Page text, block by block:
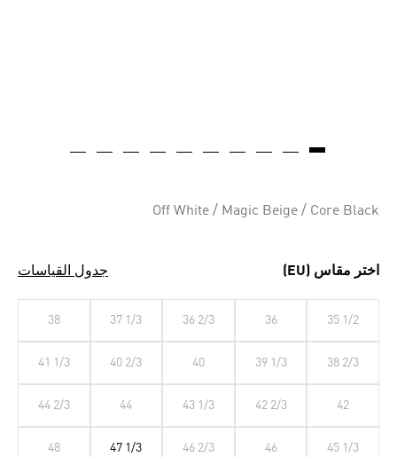
Off White / Magic Beige / Core Black
اختر مقاس (EU) جدول القياسات
35 1/2
36
36 2/3
37 1/3
38
38 2/3
39 1/3
40
40 2/3
41 1/3
42
42 2/3
43 1/3
44
44 2/3
45 1/3
46
46 2/3
47 1/3
48